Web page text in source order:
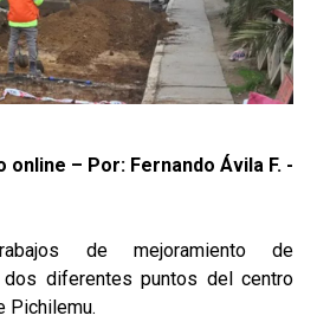
online – Por: Fernando Ávila F. -
de mejoramiento de
dos diferentes puntos del centro
Pichilemu.